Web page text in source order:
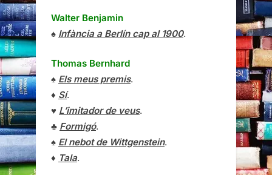
Walter Benjamin
♠ Infància a Berlín cap al 1900.
Thomas Bernhard
♠ Els meus premis.
♦ Sí.
♥ L’imitador de veus.
♣ Formigó.
♠ El nebot de Wittgenstein.
♦ Tala.